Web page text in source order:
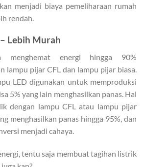
menjadi biaya pemeliharaan rumah
rendah.
Lebih Murah
menghemat energi hingga 90%
lampu pijar CFL dan lampu pijar biasa.
LED digunakan untuk memproduksi
5% yang lain menghasilkan panas. Hal
dengan lampu CFL atau lampu pijar
menghasilkan panas hingga 95%, dan
menjadi cahaya.
tentu saja membuat tagihan listrik